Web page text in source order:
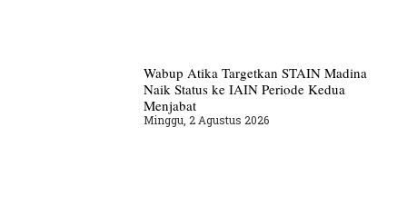
Wabup Atika Targetkan STAIN Madina
Naik Status ke IAIN Periode Kedua
Menjabat
Minggu, 2 Agustus 2026